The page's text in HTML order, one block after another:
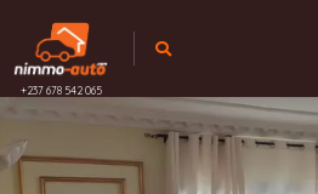
+237 678 542 065